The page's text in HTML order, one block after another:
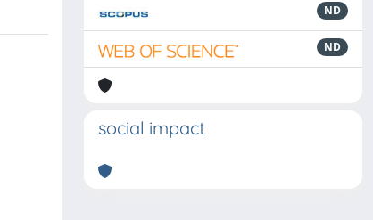
ND
ND
social impact